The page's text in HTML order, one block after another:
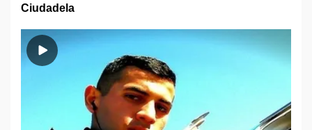
Ciudadela